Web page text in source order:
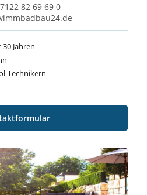
82 69 69 0
Jahren
Technikern